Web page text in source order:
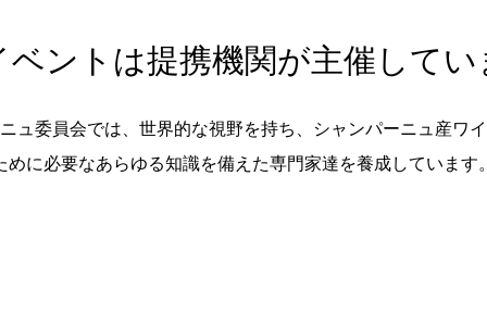
ントは提携機関が主催して
ュ委員会では、世界的な視野を持ち、シャンパーニュ産ワ
めに必要なあらゆる知識を備えた専門家達を養成しています